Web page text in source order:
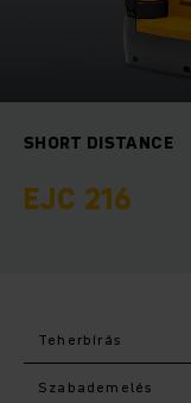
SHORT DISTANCE
EJC 216
Teherbírás
Szabademelés